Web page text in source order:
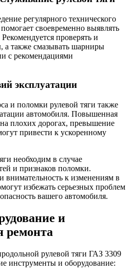
регулярного технического
своевременно выявлять
проверять и
а также смазывать шарниры
с рекомендациями
эксплуатации
и поломки рулевой тяги также
автомобиля. Повышенная
на плохих дорогах, превышение
привести к ускоренному
необходим в случае
и признаков поломки.
внимательность к изменениям в
избежать серьезных проблем
вашего автомобиля.
и
ремонта
рулевой тяги ГАЗ 3309
инструменты и оборудование: